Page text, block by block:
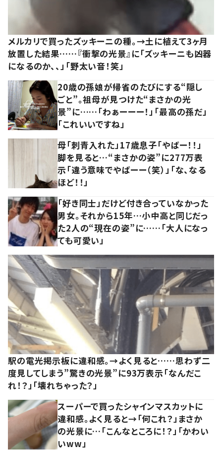
メルカリで買ったズッキーニの種。→土に植えて3ヶ月
放置した結果……『衝撃の光景』に「ズッキーニも凶器
になるのか、、」「野太い音！笑」
20歳の孫娘が帰省のたびにする“隠し
ごと”。祖母が見つけた“まさかの光
景”に……「わぁーーー！」「最高の孫だ」
「これいいですね」
母「刺青入れた」17歳息子「やばー！！」
脚を見ると…“まさかの姿”に277万表
示「違う意味でやばーー（笑）」「な、なる
ほど！！」
「好き同士」だけど付き合っていなかった
男女。それから15年…小中高と同じだっ
た2人の“現在の姿”に……「大人になっ
ても可愛い」
駅の電光掲示板に違和感。→よく見ると……思わず二
度見してしまう”驚きの光景”に93万表示「なんだこ
れ！？」「壊れちゃった？」
スーパーで買ったシャインマスカットに
違和感。よく見ると→「何これ？」まさか
の光景に…「こんなところに！？」「かわい
いww」